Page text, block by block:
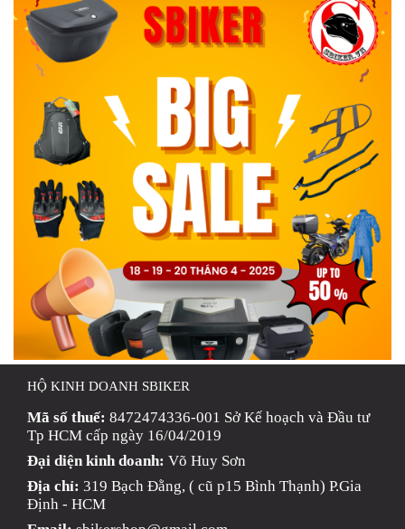
HỘ KINH DOANH SBIKER
Mã số thuế: 8472474336-001 Sở Kế hoạch và Đầu tư
Tp HCM cấp ngày 16/04/2019
Đại diện kinh doanh: Võ Huy Sơn
Địa chỉ: 319 Bạch Đằng, ( cũ p15 Bình Thạnh) P.Gia
Định - HCM